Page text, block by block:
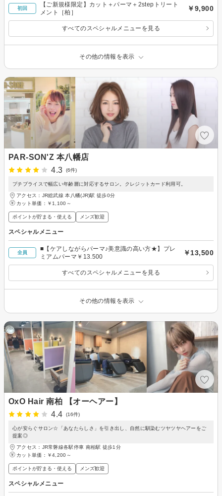
初回
【ご新規様限定】カット＋パーマ＋2stepトリート
メント［柏］
￥9,900
すべてのスペシャルメニューを見る
その他の情報を表示
PAR-SON'Z 本八幡店
4.3
(6件)
プチプライスで幅広い年齢層に対応するサロン。クレジットカード利用可。
アクセス：JR総武線 本八幡(JR)駅 徒歩0分
カット単価： ￥1,100～
ポイントが貯まる・使える メンズ歓迎
スペシャルメニュー
全員
■【ケアしながらパーマ♪美意識の高い方★】プレ
ミアムパーマ￥13.500
￥13,500
すべてのスペシャルメニューを見る
その他の情報を表示
OxO Hair 南柏 【オーヘアー】
4.4
(16件)
心が安らぐサロン☆「あなたらしさ」を引き出し、自然に馴染むツヤツヤヘアーをご
提案◎
アクセス：JR常磐線各駅停車 南柏駅 徒歩1分
カット単価： ￥4,200～
ポイントが貯まる・使える メンズ歓迎
スペシャルメニュー